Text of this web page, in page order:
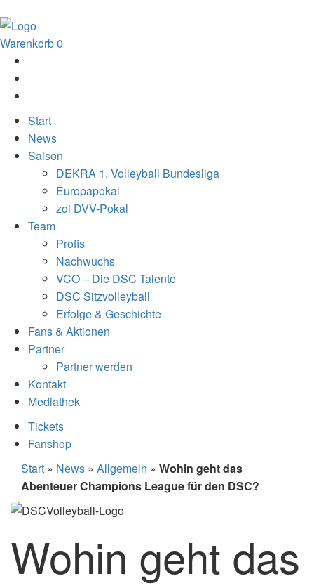
Warenkorb0
Start
News
Saison
DEKRA 1. Volleyball Bundesliga
Europapokal
zoi DVV-Pokal
Team
Profis
Nachwuchs
VCO – Die DSC Talente
DSC Sitzvolleyball
Erfolge & Geschichte
Fans & Aktionen
Partner
Partner werden
Kontakt
Mediathek
Tickets
Fanshop
Start » News » Allgemein » Wohin geht das
Abenteuer Champions League für den DSC?
Wohin geht das